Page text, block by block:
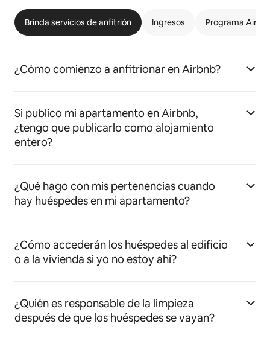
Brinda servicios de anfitrión Ingresos Programa
¿Cómo comienzo a anfitrionar en Airbnb?
Si publico mi apartamento en Airbnb,
¿tengo que publicarlo como alojamiento
entero?
¿Qué hago con mis pertenencias cuando
hay huéspedes en mi apartamento?
¿Cómo accederán los huéspedes al edificio
o a la vivienda si yo no estoy ahí?
¿Quién es responsable de la limpieza
después de que los huéspedes se vayan?